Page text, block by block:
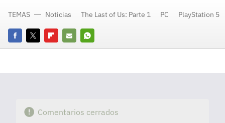
FacebookTwitterFlipboard
E-
Whatsapp
TEMAS Noticias The Last of Us: Parte 1 PC PlayStation 5
Comentarios cerrados